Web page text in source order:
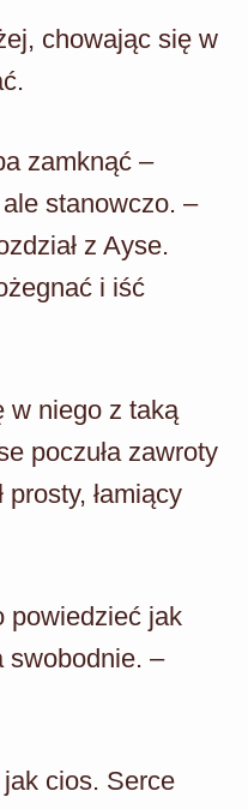
chowając się w
zamknąć –
stanowczo. –
z Ayse.
i iść
w niego z taką
poczuła zawroty
prosty, łamiący
jak
swobodnie. –
jak cios. Serce